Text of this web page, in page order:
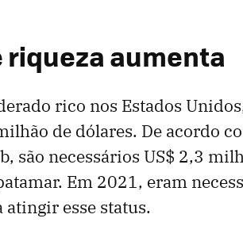
riqueza aumenta
rico nos Estados
de dólares. De acordo
são necessários US$ 2,3
Em 2021, eram
esse status.